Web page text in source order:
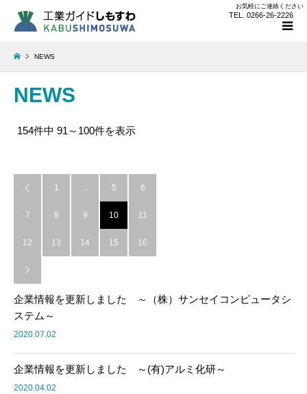
お気軽にご連絡ください
TEL. 0266-26-2226
NEWS
NEWS
154件中 91～100件を表示
 1 … 5 6
7 8 9 10 11
12 13 14 15 16

企業情報を更新しました ～（株）サンセイコンピュータシ
ステム～
2020.07.02
企業情報を更新しました ～(有)アルミ化研～
2020.04.02